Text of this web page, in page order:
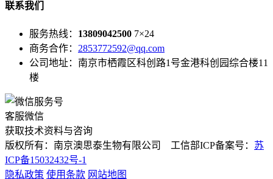
联系我们
服务热线： 13809042500 7×24
商务合作： 2853772592@qq.com
公司地址：南京市栖霞区科创路1号金港科创园综合楼11
楼
客服微信
获取技术资料与咨询
版权所有：南京澳思泰生物有限公司 工信部ICP备案号： 苏
ICP备15032432号-1
隐私政策 使用条款 网站地图